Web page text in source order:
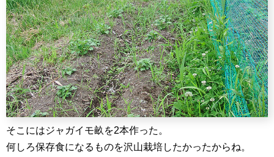
そこにはジャガイモ畝を2本作った。
何しろ保存食になるものを沢山栽培したかったからね。